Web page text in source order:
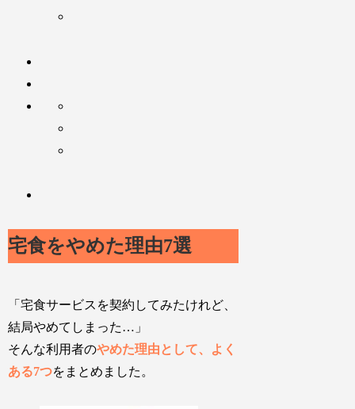
宅食をやめた理由7選
「宅食サービスを契約してみたけれど、
結局やめてしまった…」
そんな利用者のやめた理由として、よく
ある7つをまとめました。